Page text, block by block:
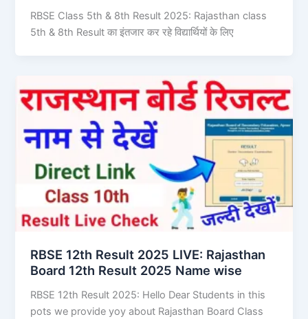
RBSE Class 5th & 8th Result 2025: ​Rajasthan class
5th & 8th Result का इंतजार कर रहे विद्यार्थियों के​ लिए
RBSE 12th Result 2025 LIVE: Rajasthan
Board 12th Result 2025 Name wise
RBSE 12th Result 2025: Hello Dear Students in this
pots we provide yoy about Rajasthan Board Class